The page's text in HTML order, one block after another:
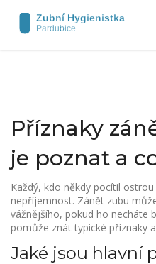
Příznaky
je poznat a
Každý, kdo někdy pocítil
nepříjemnost. Zánět zubu
vážnějšího, pokud ho necháte
pomůže znát typické příznaky
Jaké jsou hlavní